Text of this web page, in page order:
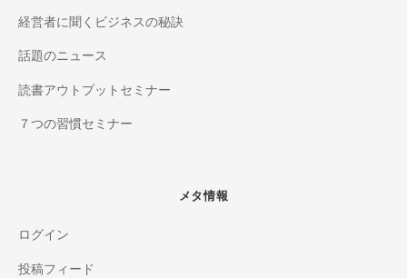
経営者に聞くビジネスの秘訣
話題のニュース
読書アウトプットセミナー
７つの習慣セミナー
メタ情報
ログイン
投稿フィード